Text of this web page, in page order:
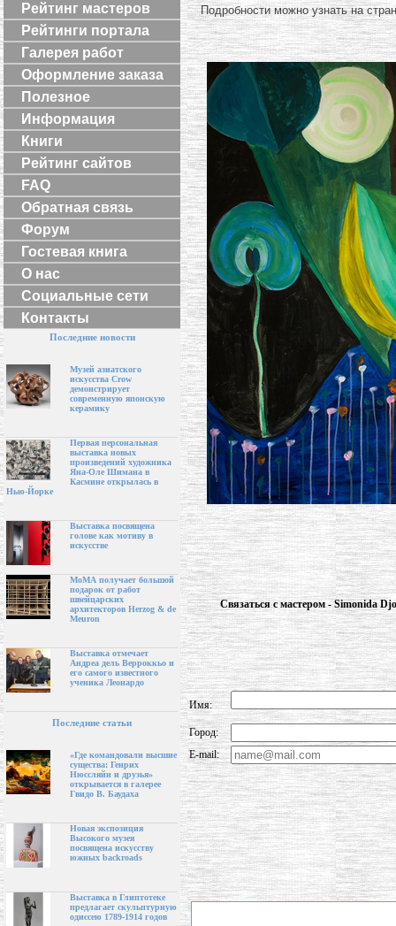
Рейтинг мастеров
Рейтинги портала
Галерея работ
Оформление заказа
Полезное
Информация
Книги
Рейтинг сайтов
FAQ
Обратная связь
Форум
Гостевая книга
О нас
Социальные сети
Контакты
Последние новости
Музей азиатского
искусства Crow
демонстрирует
современную японскую
керамику
Первая персональная
выставка новых
произведений художника
Яна-Оле Шимана в
Касмине открылась в
Нью-Йорке
Выставка посвящена
голове как мотиву в
искусстве
МоМА получает большой
подарок от работ
швейцарских
архитекторов Herzog & de
Meuron
Выставка отмечает
Андреа дель Верроккьо и
его самого известного
ученика Леонардо
Последние статьи
«Где командовали высшие
существа: Генрих
Нюссляйн и друзья»
открывается в галерее
Гвидо В. Баудаха
Новая экспозиция
Высокого музея
посвящена искусству
южных backroads
Выставка в Глиптотеке
предлагает скульптурную
одиссею 1789-1914 годов
Подробности можно узнать на
Связаться с мастером - Simonida
Имя:
Город:
E-mail: